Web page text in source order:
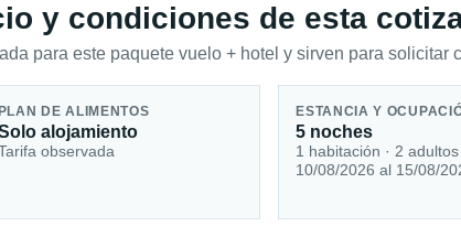
y condiciones de esta
para este paquete vuelo + hotel y sirven para solicitar
PLAN DE ALIMENTOS
alojamiento
observada
ESTANCIA Y
5 noches
1 habitación · 2 adultos
10/08/2026 al 15/08/